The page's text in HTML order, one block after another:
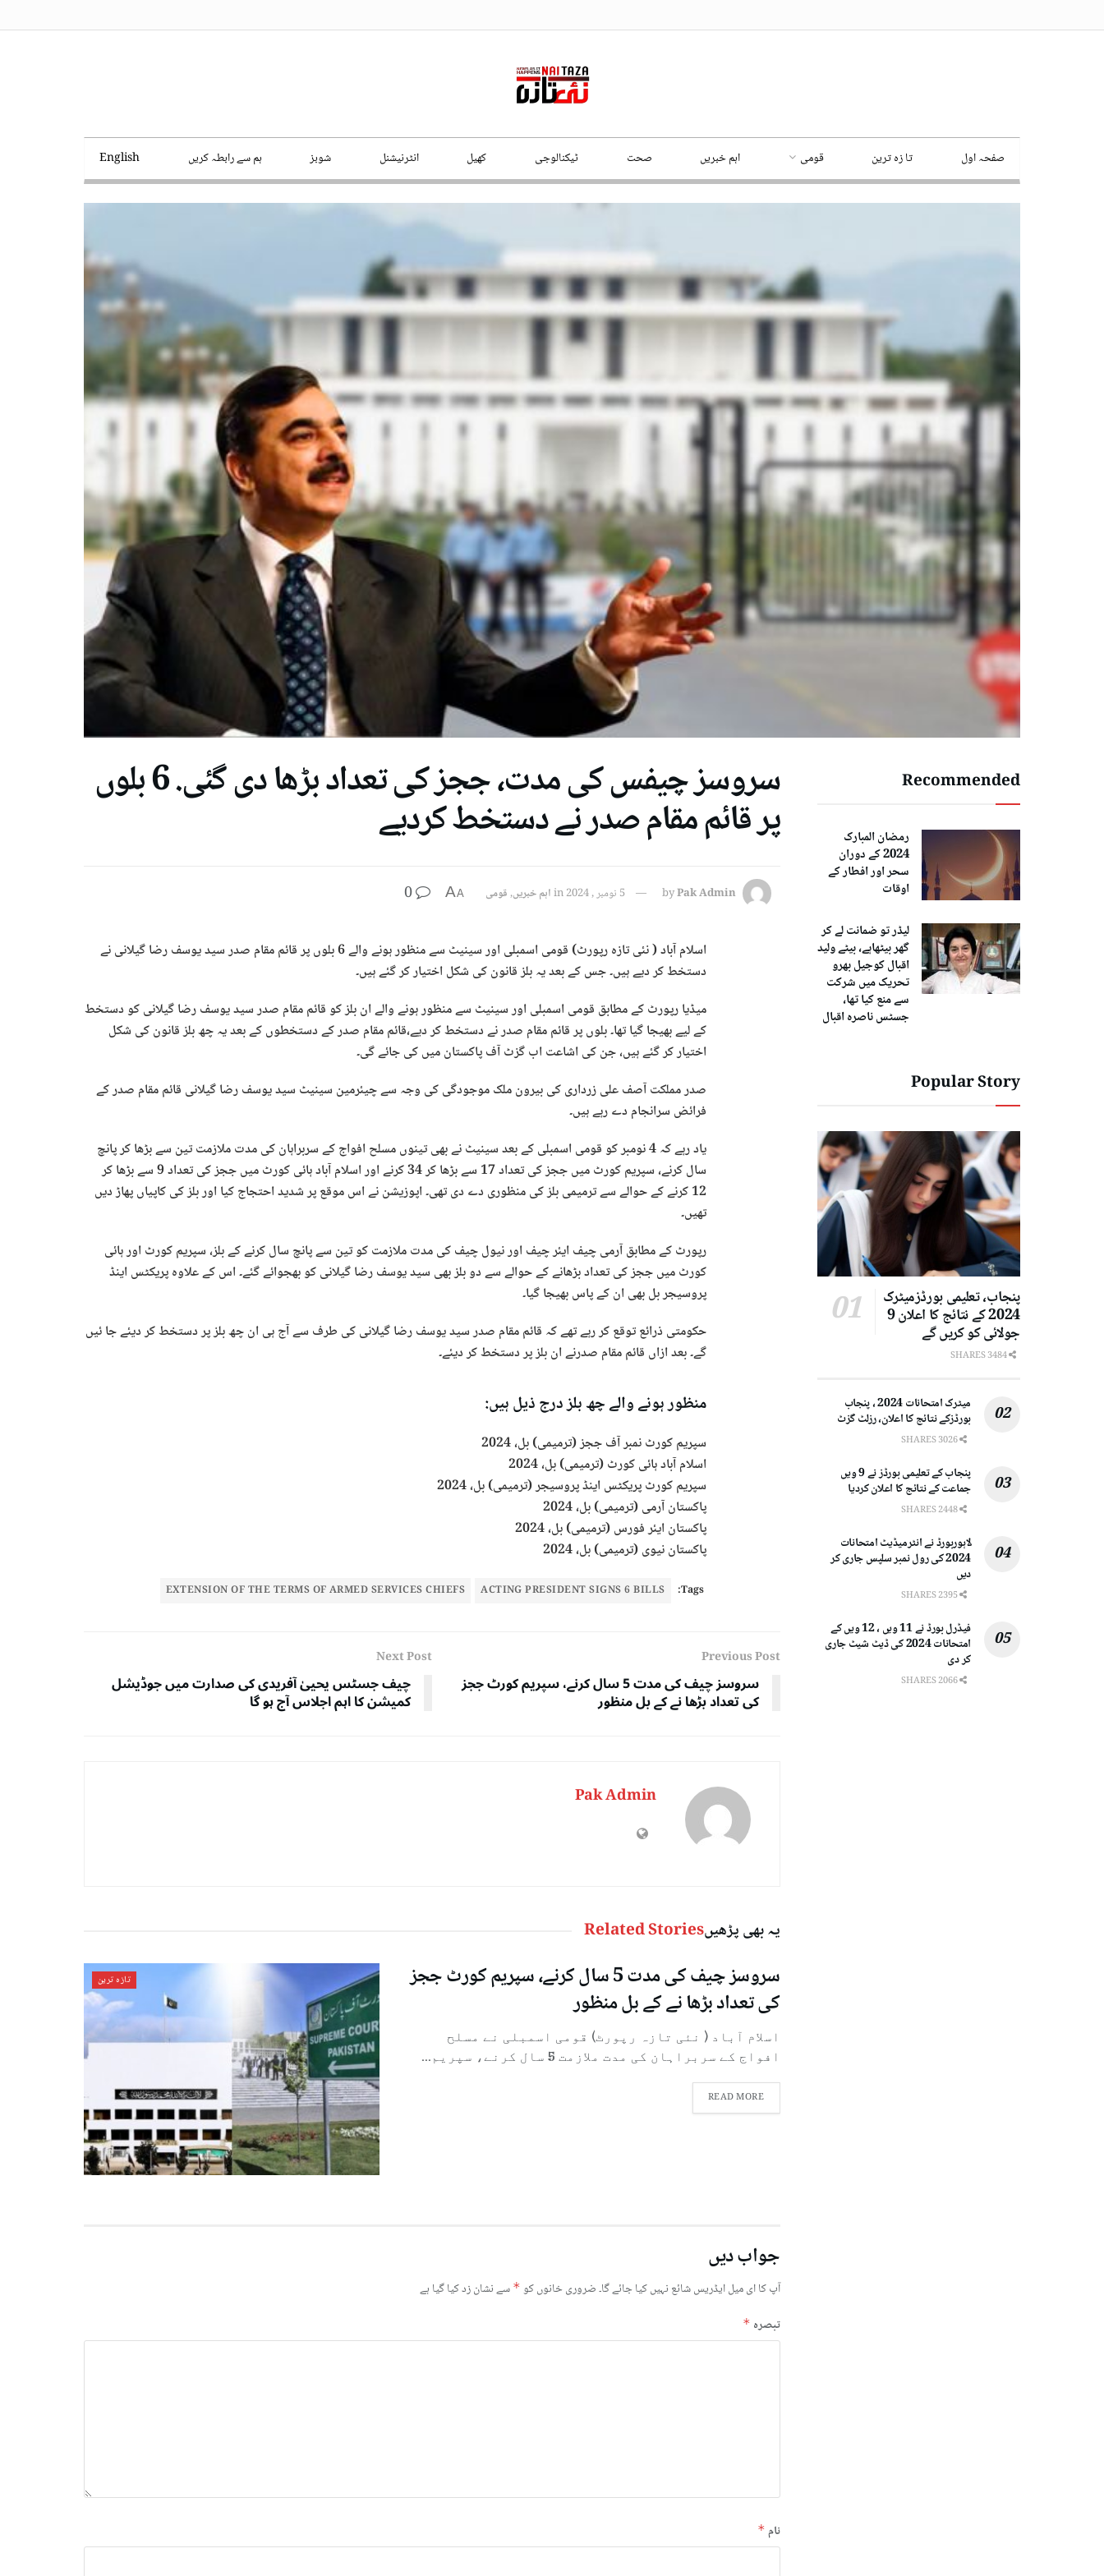
صفحہ اول تا زہ ترین قومی اہم خبریں صحت ٹیکنالوجی کھیل انٹرنیشنل شوبز ہم سے رابطہ کریں English
سروسز چیفس کی مدت، ججز کی تعداد بڑھا دی گئی. 6 بلوں
پر قائم مقام صدر نے دستخط کردیے
byPak Admin 5 نومبر , 2024 inاہم خبریں,قومی A
A
0
اسلام آباد ( نئی تازہ رپورٹ) قومی اسمبلی اور سینیٹ سے منظور ہونے والے 6 بلوں پر قائم مقام صدر سید یوسف رضا گیلانی نے
دستخط کر دیے ہیں۔ جس کے بعد یہ بلز قانون کی شکل اختیار کر گئے ہیں۔
میڈیا رپورٹ کے مطابق قومی اسمبلی اور سینیٹ سے منظور ہونے والے ان بلز کو قائم مقام صدر سید یوسف رضا گیلانی کو دستخط
کے لیے بھیجا گیا تھا۔ بلوں پر قائم مقام صدر نے دستخط کر دیے،قائم مقام صدر کے دستخطوں کے بعد یہ چھ بلز قانون کی شکل
اختیار کر گئے ہیں، جن کی اشاعت اب گزٹ آف پاکستان میں کی جائے گی۔
صدر مملکت آصف علی زرداری کی بیرون ملک موجودگی کی وجہ سے چیئرمین سینیٹ سید یوسف رضا گیلانی قائم مقام صدر کے
فرائض سرانجام دے رہے ہیں۔
یاد رہے کہ 4 نومبر کو قومی اسمبلی کے بعد سینیٹ نے بھی تینوں مسلح افواج کے سربراہان کی مدت ملازمت تین سے بڑھا کر پانچ
سال کرنے، سپریم کورٹ میں ججز کی تعداد 17 سے بڑھا کر 34 کرنے اور اسلام آباد ہائی کورٹ میں ججز کی تعداد 9 سے بڑھا کر
12 کرنے کے حوالے سے ترمیمی بلز کی منظوری دے دی تھی۔ اپوزیشن نے اس موقع پر شدید احتجاج کیا اور بلز کی کاپیاں پھاڑ دیں
تھیں۔
رپورٹ کے مطابق آرمی چیف ایئر چیف اور نیول چیف کی مدت ملازمت کو تین سے پانچ سال کرنے کے بلز، سپریم کورٹ اور ہائی
کورٹ میں ججز کی تعداد بڑھانے کے حوالے سے دو بلز بھی سید یوسف رضا گیلانی کو بھجوائے گئے۔ اس کے علاوہ پریکٹس اینڈ
پروسیجر بل بھی ان کے پاس بھیجا گیا۔
حکومتی ذرائع توقع کر رہے تھے کہ قائم مقام صدر سید یوسف رضا گیلانی کی طرف سے آج ہی ان چھ بلز پر دستخط کر دیئے جا ئیں
گے۔ بعد ازاں قائم مقام صدرنے ان بلز پر دستخط کر دیئے۔
منظور ہونے والے چھ بلز درج ذیل ہیں:
سپریم کورٹ نمبر آف ججز (ترمیمی) بل، 2024
اسلام آباد ہائی کورٹ (ترمیمی) بل، 2024
سپریم کورٹ پریکٹس اینڈ پروسیجر (ترمیمی) بل، 2024
پاکستان آرمی (ترمیمی) بل، 2024
پاکستان ایئر فورس (ترمیمی) بل، 2024
پاکستان نیوی (ترمیمی) بل، 2024
Tags:
ACTING PRESIDENT SIGNS 6 BILLS
EXTENSION OF THE TERMS OF ARMED SERVICES CHIEFS
Previous Post
سروسز چیف کی مدت 5 سال کرنے، سپریم کورٹ ججز
کی تعداد بڑھا نے کے بل منظور
Next Post
چیف جسٹس یحییٰ آفریدی کی صدارت میں جوڈیشل
کمیشن کا اہم اجلاس آج ہو گا
Pak Admin
یہ بھی پڑھیںRelated Stories
تازہ ترین
سروسز چیف کی مدت 5 سال کرنے، سپریم کورٹ ججز
کی تعداد بڑھا نے کے بل منظور
اسلام آباد ( نئی تازہ رپورٹ)‌ قومی اسمبلی نے مسلح
افواج کے سربراہان کی مدت ملازمت 5 سال کرنے، سپریم...
READ MORE
جواب دیں
آپ کا ای میل ایڈریس شائع نہیں کیا جائے گا۔ضروری خانوں کو * سے نشان زد کیا گیا ہے
تبصرہ *
نام *
Recommended
رمضان المبارک
2024 کے دوران
سحر اور افطار کے
اوقات
لیڈر تو ضمانت لے کر
گھر بیٹھاہے، بیٹے ولید
اقبال کوجیل بھرو
تحریک میں شرکت
سے منع کیا تھا،
جسٹس ناصرہ اقبال
Popular Story
پنجاب، تعلیمی بورڈزمیٹرک
2024 کے نتائج کا اعلان 9
جولائی کو کریں گے
میٹرک امتحانات 2024 ، پنجاب
بورڈزکے نتائج کا اعلان، رزلٹ گزٹ
پنجاب کے تعلیمی بورڈز نے 9 ویں
جماعت کے نتائج کا اعلان کردیا
لاہوربورڈ نے انٹرمیڈیٹ امتحانات
2024 کی رول نمبر سلپس جاری کر
دیں
فیڈرل بورڈ نے 11 ویں ، 12 ویں کے
امتحانات 2024 کی ڈیٹ شیٹ جاری
کر دی